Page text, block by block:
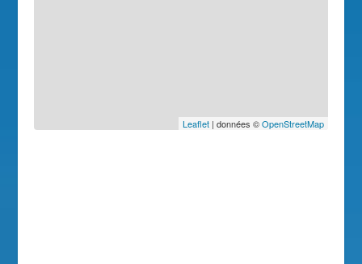
Leaflet| données ©OpenStreetMap